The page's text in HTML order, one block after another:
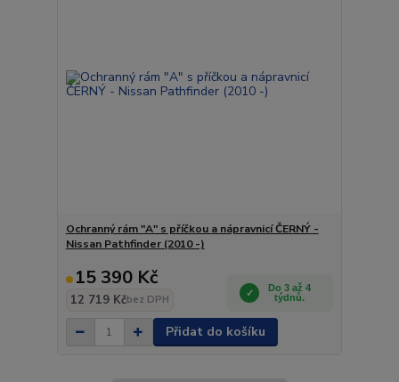
Ochranný rám "A" s příčkou a nápravnicí ČERNÝ -
Nissan Pathfinder (2010 -)
15 390 Kč
12 719 Kčbez DPH
Do 3 až 4
týdnů.
Přidat do košíku